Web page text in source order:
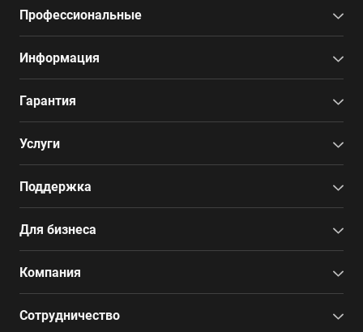
Профессиональные
Информация
Гарантия
Услуги
Поддержка
Для бизнеса
Компания
Сотрудничество